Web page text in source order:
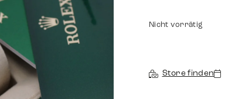
Nicht vorrätig
Store finden